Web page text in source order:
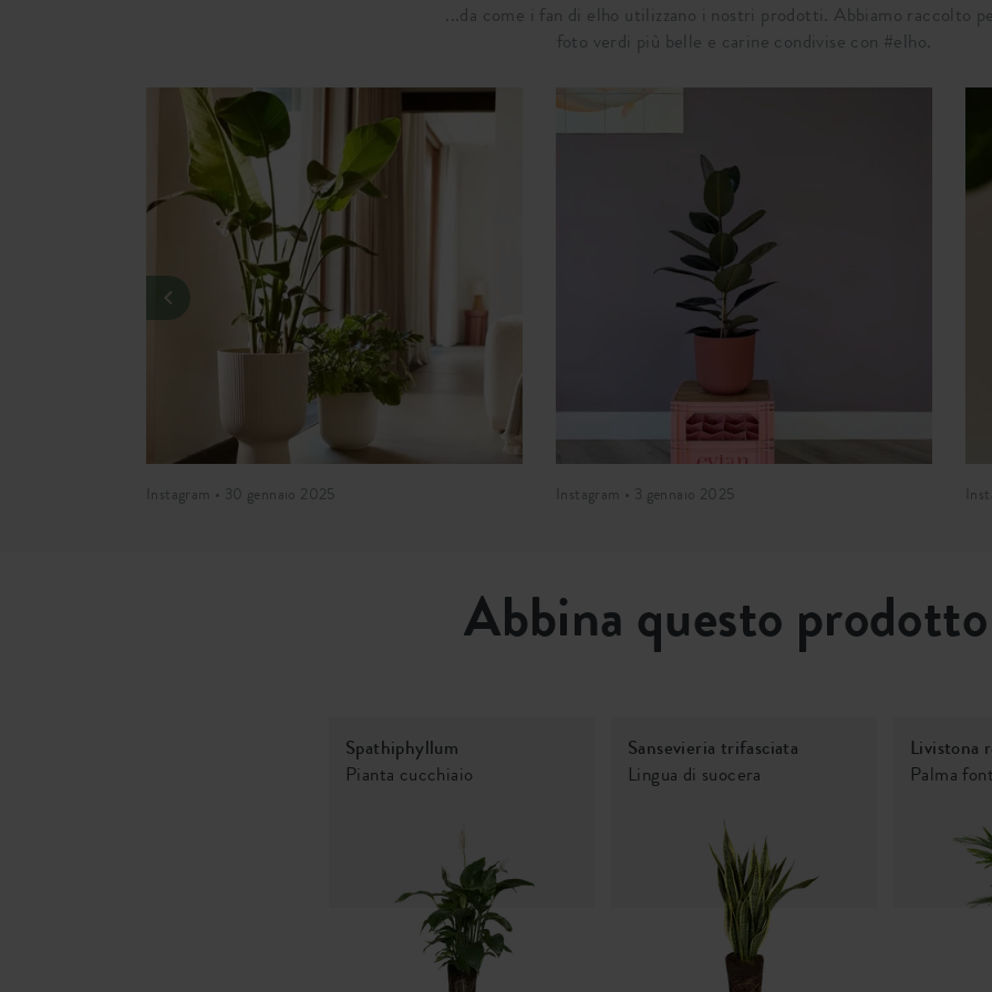
...da come i fan di elho utilizzano i nostri prodotti. Abbiamo raccolto
foto verdi più belle e carine condivise con #elho.
Instagram • 30 gennaio 2025 Instagram • 3 gennaio 2025
Abbina questo
Spathiphyllum
Pianta cucchiaio
Sansevieria trifasciata
Lingua di suocera
Livistona
Palma